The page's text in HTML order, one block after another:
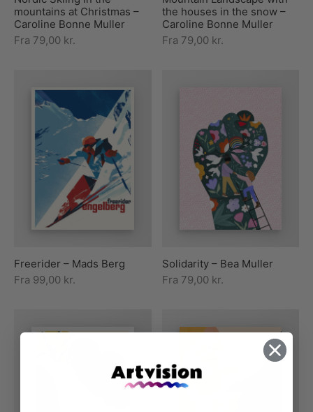
mountains at Christmas –
Caroline Bonne Muller
Fra 79,00 kr.
the houses in the snow –
Caroline Bonne Muller
Fra 79,00 kr.
Freerider – Mads Berg
Fra 99,00 kr.
Solidarity – Bea Muller
Fra 79,00 kr.